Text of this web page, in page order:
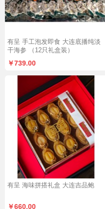
有呈 手工泡发即食 大连底播纯淡
干海参 （12只礼盒装）
￥739.00
有呈 海味拼搭礼盒 大连吉品鲍
￥660.00